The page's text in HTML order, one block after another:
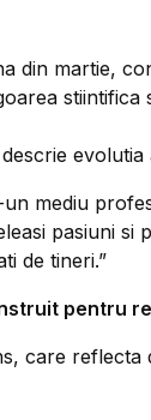
din martie,
stiintifica
mediu
pasiuni
de tineri.”
pentru
care